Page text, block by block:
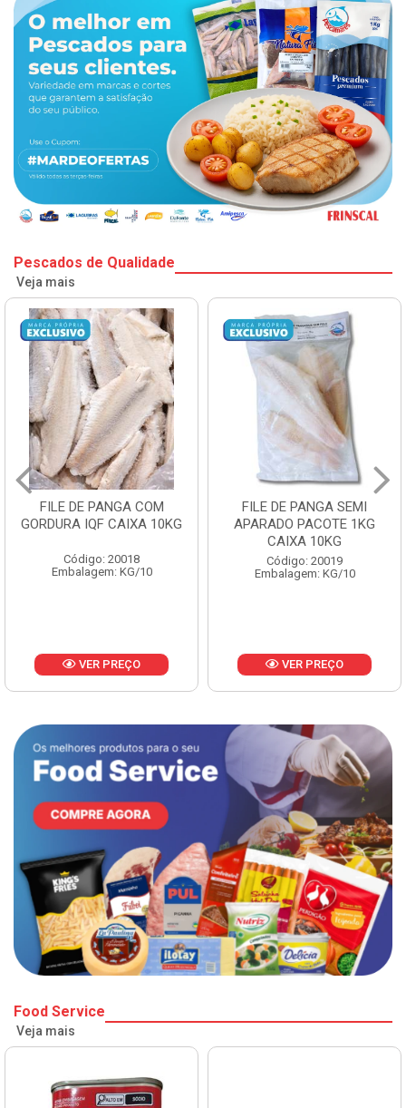
Pescados de Qualidade
Veja mais
FILE DE PANGA SEMI
APARADO PACOTE 1KG
Código: 20019
Embalagem: KG/10
VER PREÇO
POLACA DESFIADA
PESCAMARES PCT5KG
CX10KG
Código: 20161
Embalagem: KG/10
VER PREÇO
Food Service
Veja mais